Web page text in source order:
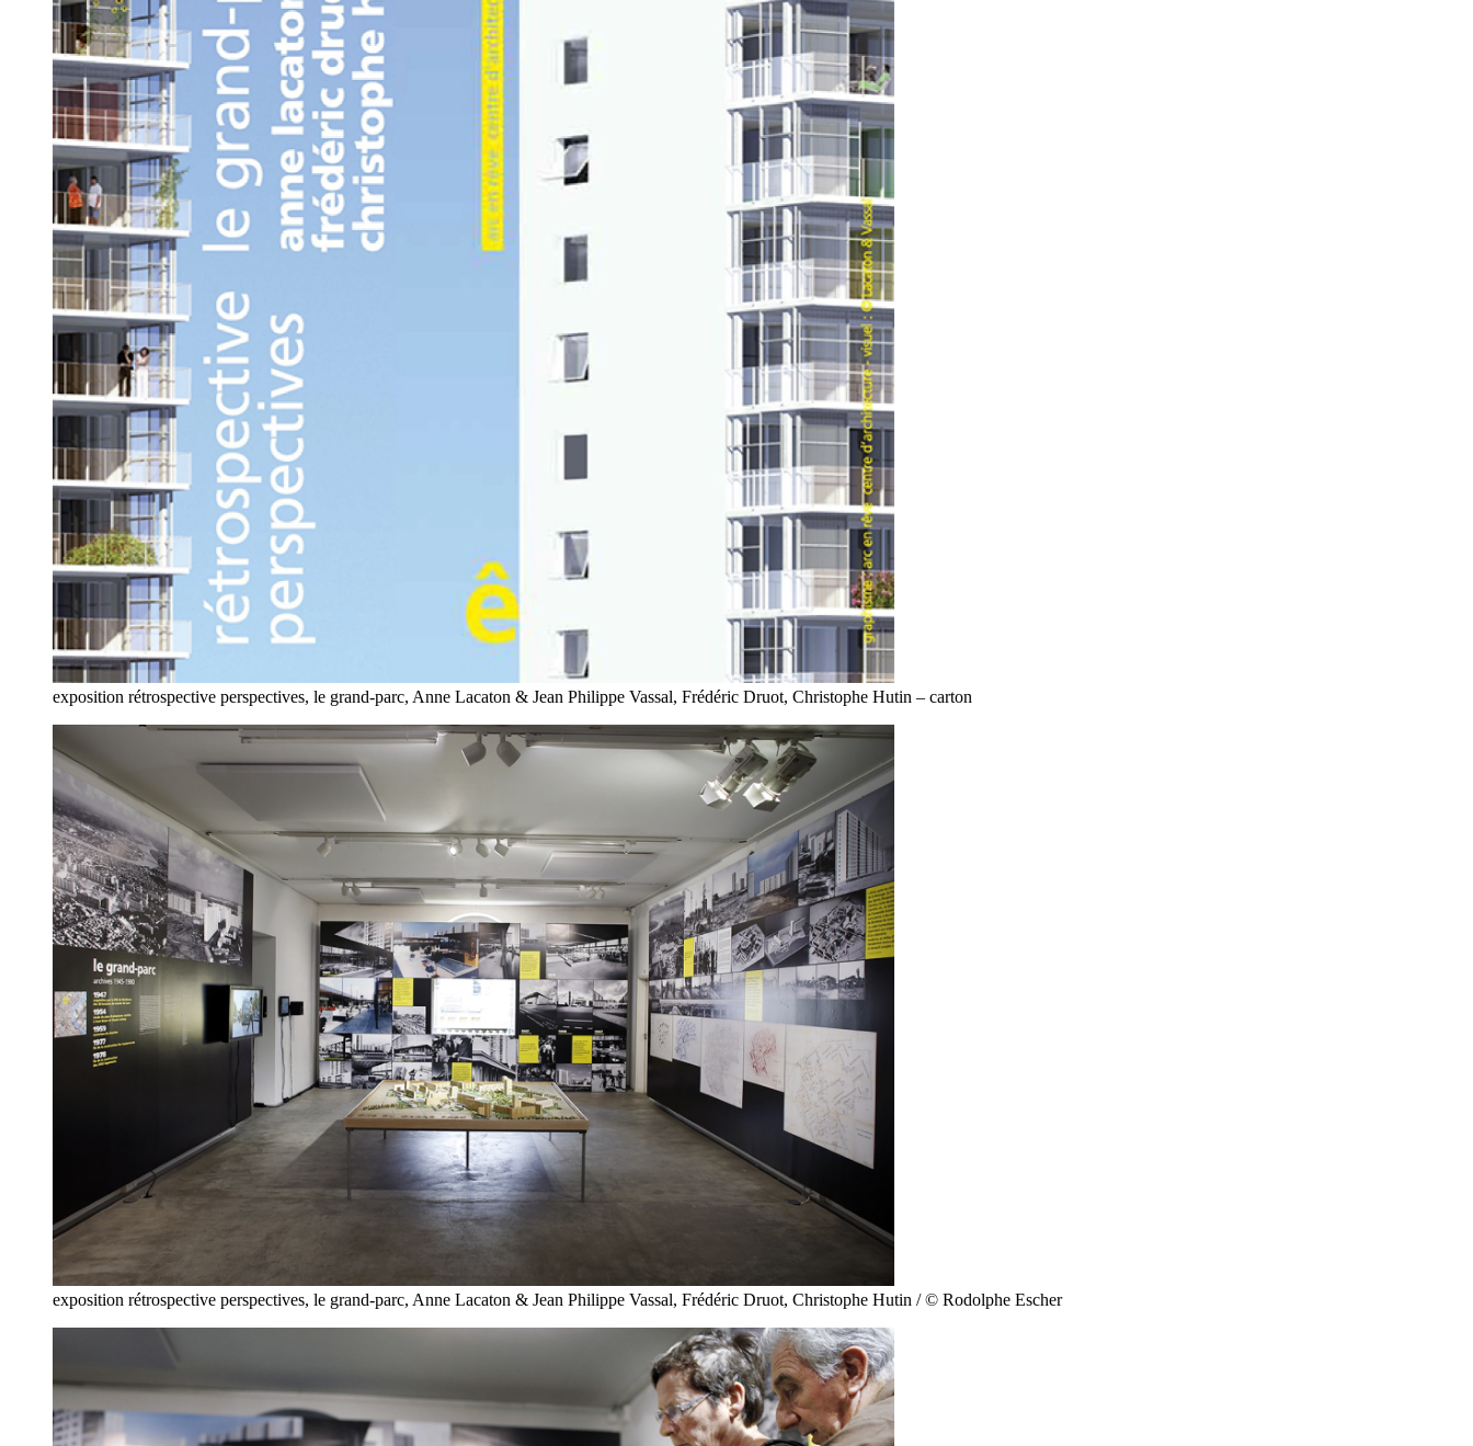
exposition rétrospective perspectives, le grand-parc, Anne Lacaton & Jean Philippe Vassal, Frédéric Druot, Christophe Hutin – carton
exposition rétrospective perspectives, le grand-parc, Anne Lacaton & Jean Philippe Vassal, Frédéric Druot, Christophe Hutin / © Rodolphe Escher